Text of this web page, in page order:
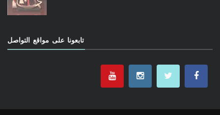
تابعونا على مواقع التواصل